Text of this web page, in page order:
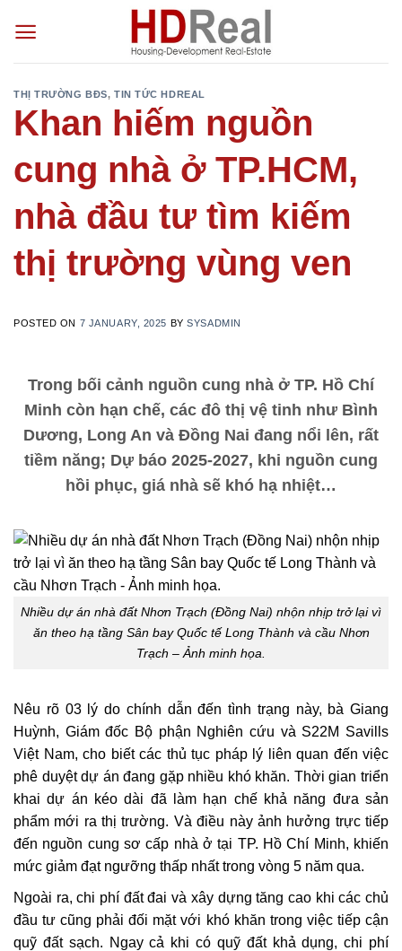
THỊ TRƯỜNG BĐS, TIN TỨC HDREAL
Khan hiếm nguồn
cung nhà ở TP.HCM,
nhà đầu tư tìm kiếm
thị trường vùng ven
POSTED ON 7 JANUARY, 2025 BYSYSADMIN
Trong bối cảnh nguồn cung nhà ở TP. Hồ Chí
Minh còn hạn chế, các đô thị vệ tinh như Bình
Dương, Long An và Đồng Nai đang nổi lên, rất
tiềm năng; Dự báo 2025-2027, khi nguồn cung
hồi phục, giá nhà sẽ khó hạ nhiệt…
Nhiều dự án nhà đất Nhơn Trạch (Đồng Nai) nhộn nhịp trở lại vì
ăn theo hạ tầng Sân bay Quốc tế Long Thành và cầu Nhơn
Trạch – Ảnh minh họa.
Nêu rõ 03 lý do chính dẫn đến tình trạng này, bà Giang
Huỳnh, Giám đốc Bộ phận Nghiên cứu và S22M Savills
Việt Nam, cho biết các thủ tục pháp lý liên quan đến việc
phê duyệt dự án đang gặp nhiều khó khăn. Thời gian triển
khai dự án kéo dài đã làm hạn chế khả năng đưa sản
phẩm mới ra thị trường. Và điều này ảnh hưởng trực tiếp
đến nguồn cung sơ cấp nhà ở tại TP. Hồ Chí Minh, khiến
mức giảm đạt ngưỡng thấp nhất trong vòng 5 năm qua.
Ngoài ra, chi phí đất đai và xây dựng tăng cao khi các chủ
đầu tư cũng phải đối mặt với khó khăn trong việc tiếp cận
quỹ đất sạch. Ngay cả khi có quỹ đất khả dụng, chi phí